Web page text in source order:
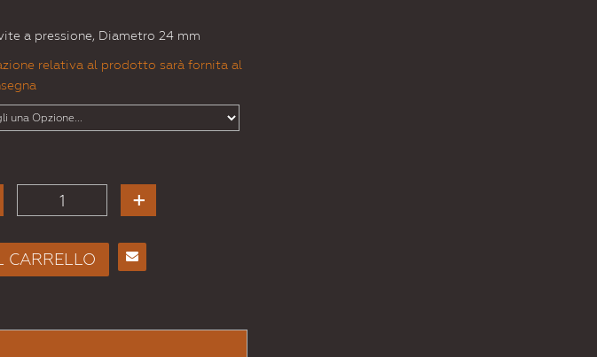
a pressione, Diametro 24 mm
relativa al prodotto sarà fornita al
CARRELLO
a un